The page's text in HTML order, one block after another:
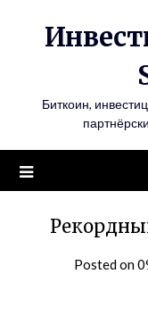
Биткоин,
Posted on